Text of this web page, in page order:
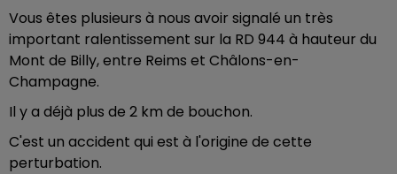
Vous êtes plusieurs à nous avoir signalé un très
important ralentissement sur la RD 944 à hauteur du
Mont de Billy, entre Reims et Châlons-en-
Champagne.
Il y a déjà plus de 2 km de bouchon.
C'est un accident qui est à l'origine de cette
perturbation.